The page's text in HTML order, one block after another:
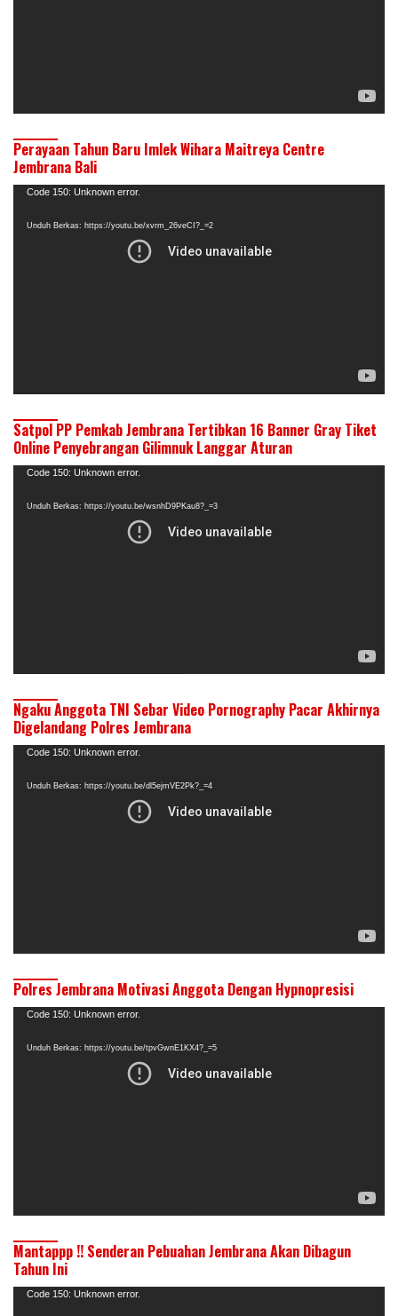
Perayaan Tahun Baru Imlek Wihara Maitreya Centre
Jembrana Bali
Pemutar
Code 150: Unknown error.
Unduh Berkas: https://youtu.be/xvrm_26veCI?_=2
Satpol PP Pemkab Jembrana Tertibkan 16 Banner Gray Tiket
Online Penyebrangan Gilimnuk Langgar Aturan
Pemutar
Code 150: Unknown error.
Unduh Berkas: https://youtu.be/wsnhD9PKau8?_=3
Ngaku Anggota TNI Sebar Video Pornography Pacar Akhirnya
Digelandang Polres Jembrana
Pemutar
Code 150: Unknown error.
Unduh Berkas: https://youtu.be/dl5ejmVE2Pk?_=4
Polres Jembrana Motivasi Anggota Dengan Hypnopresisi
Pemutar
Code 150: Unknown error.
Unduh Berkas: https://youtu.be/tpvGwnE1KX4?_=5
Mantappp !! Senderan Pebuahan Jembrana Akan Dibagun
Tahun Ini
Pemutar
Code 150: Unknown error.